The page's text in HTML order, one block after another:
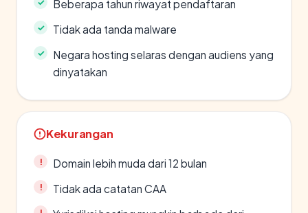
Beberapa tahun riwayat pendaftaran
Tidak ada tanda malware
Negara hosting selaras dengan audiens yang
dinyatakan
Kekurangan
Domain lebih muda dari 12 bulan
Tidak ada catatan CAA